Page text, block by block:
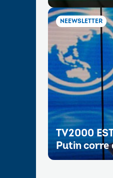
NEEWSLETTER
TV2000
Putin corre